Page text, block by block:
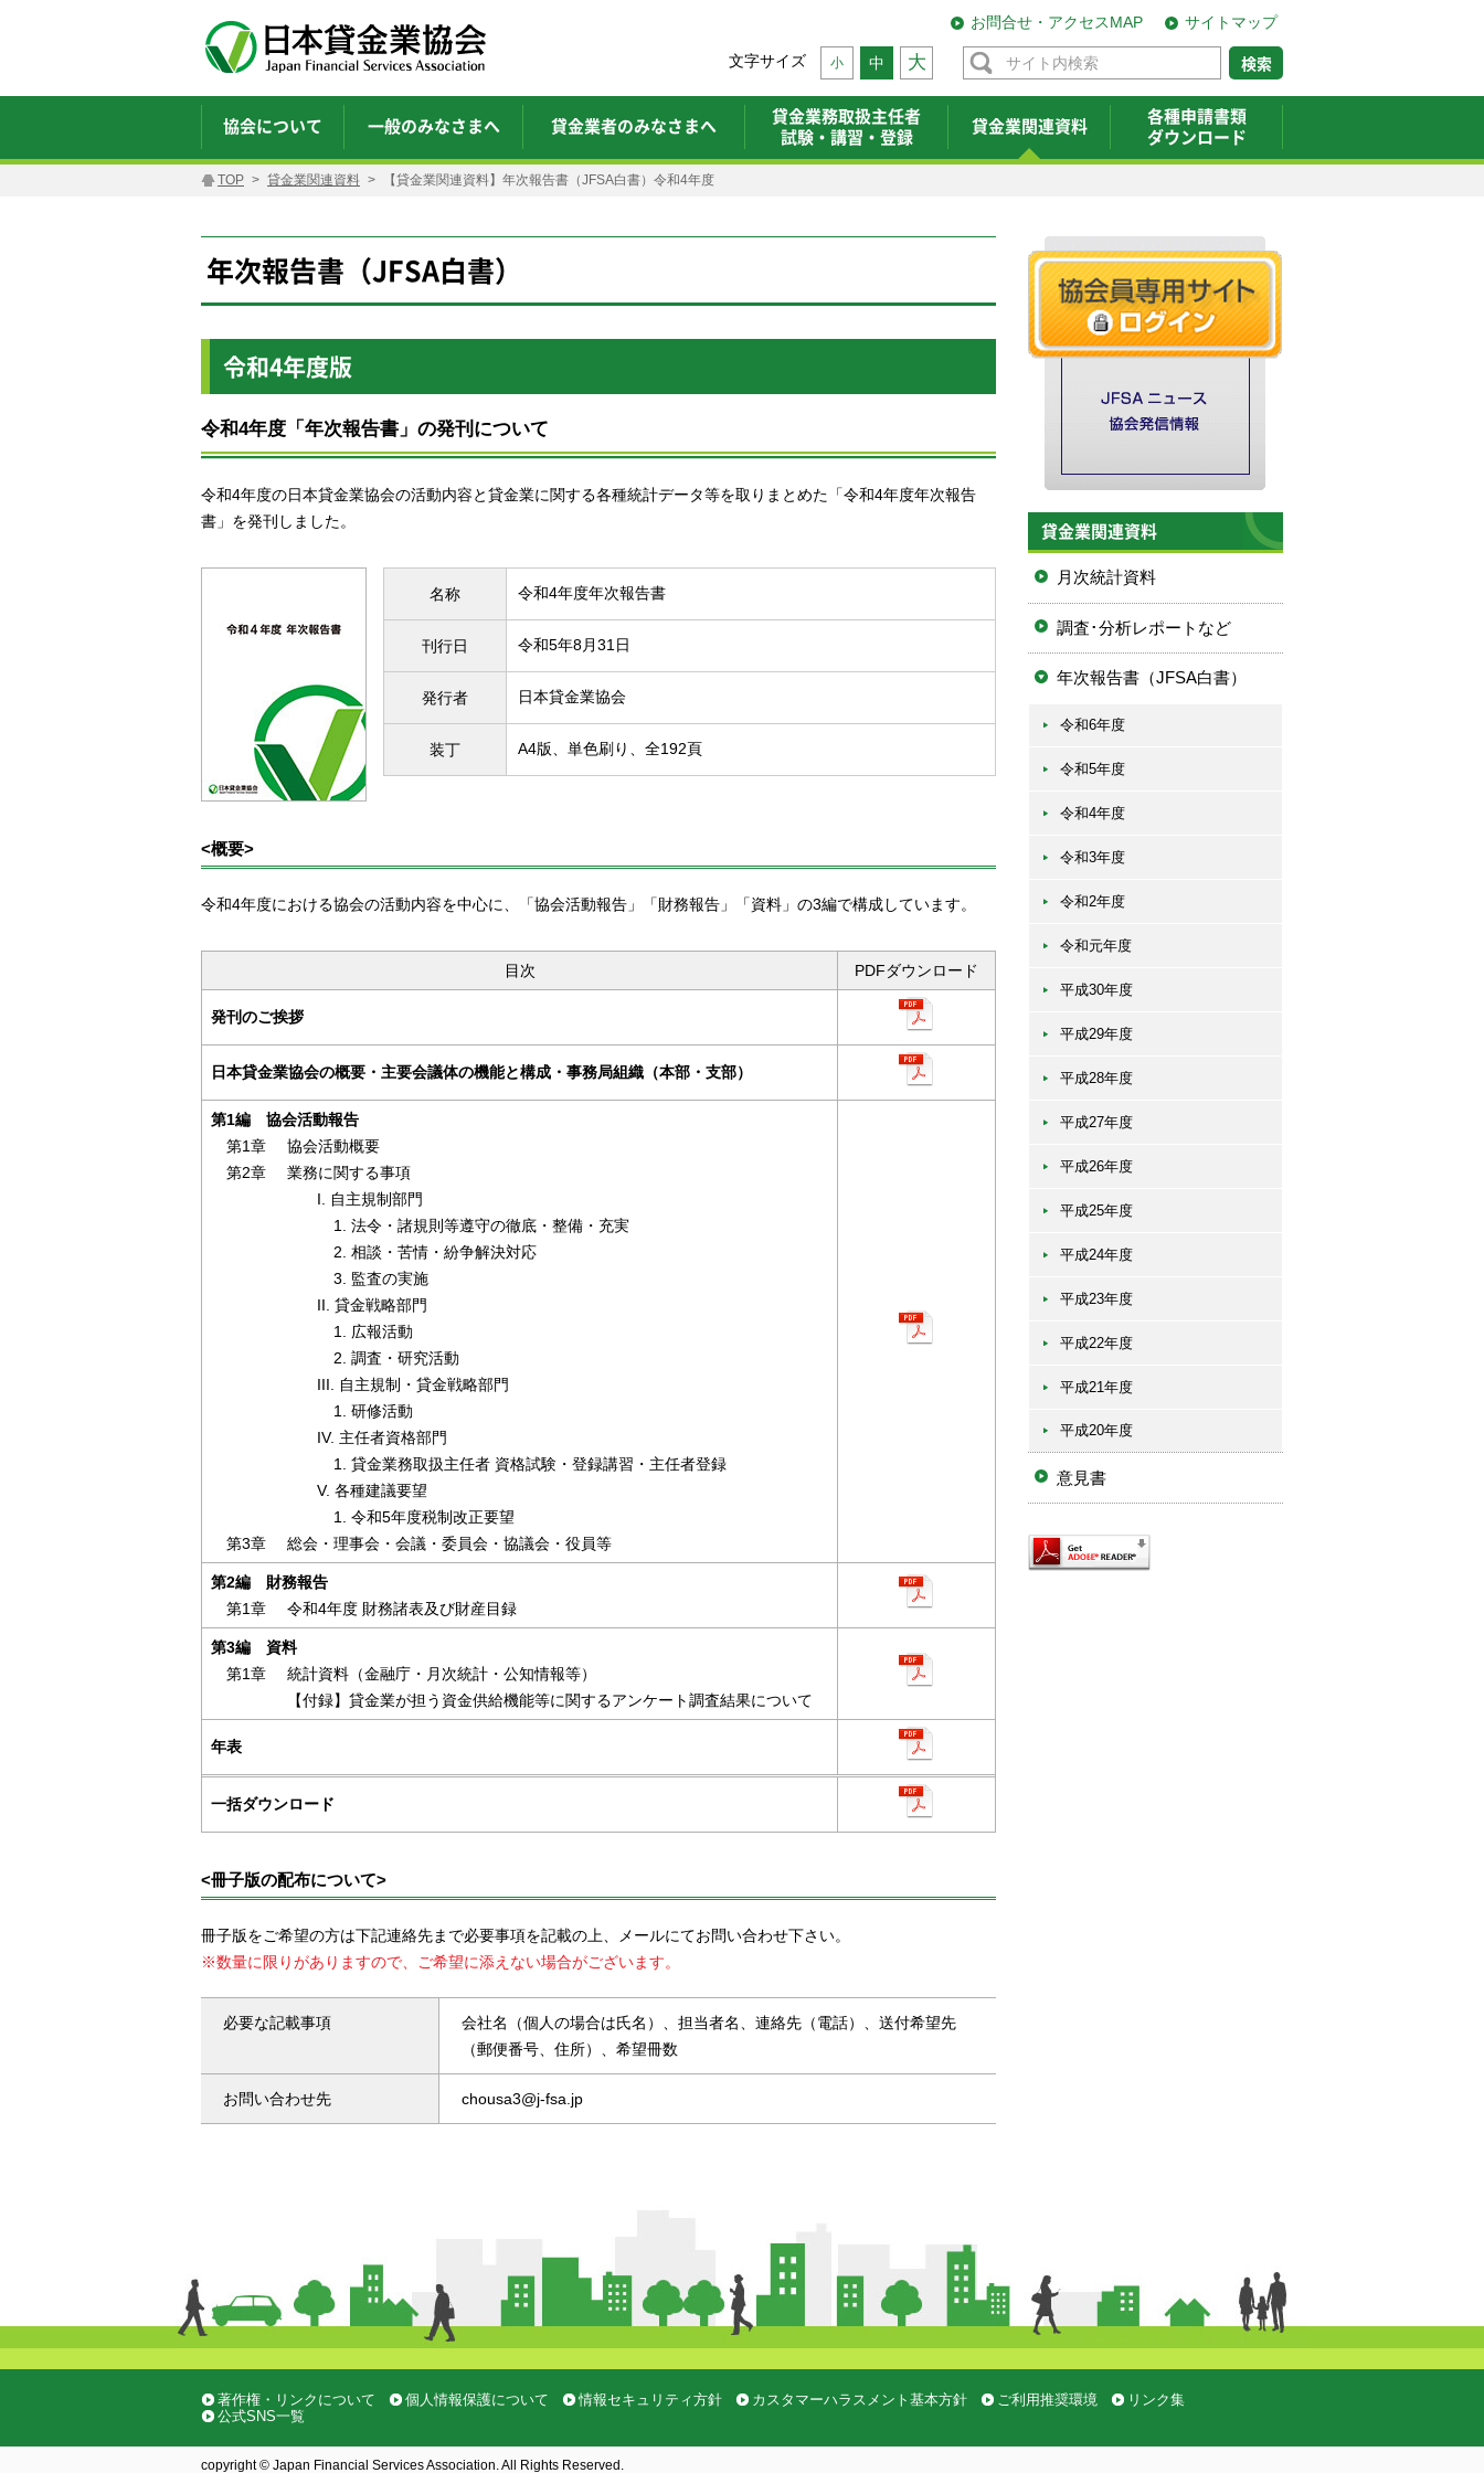
サイトマップ
お問合せ・アクセスMAP
文字サイズ 小 中 大
協会について 一般のみなさまへ 貸金業者のみなさまへ
貸金業務取扱主任者
試験・講習・登録
貸金業関連資料
各種申請書類
ダウンロード
TOP 貸金業関連資料 【貸金業関連資料】年次報告書（JFSA白書）令和4年度
年次報告書（JFSA白書）
令和4年度版
令和4年度「年次報告書」の発刊について
令和4年度の日本貸金業協会の活動内容と貸金業に関する各種統計データ等を取りまとめた「令和4年度年次報告
書」を発刊しました。
名称 令和4年度年次報告書
刊行日 令和5年8月31日
発行者 日本貸金業協会
装丁 A4版、単色刷り、全192頁
<概要>
令和4年度における協会の活動内容を中心に、「協会活動報告」「財務報告」「資料」の3編で構成しています。
目次 PDFダウンロード
発刊のご挨拶
日本貸金業協会の概要・主要会議体の機能と構成・事務局組織（本部・支部）
第1編 協会活動報告
第1章
協会活動概要
第2章
業務に関する事項
I. 自主規制部門
法令・諸規則等遵守の徹底・整備・充実
相談・苦情・紛争解決対応
監査の実施
II. 貸金戦略部門
広報活動
調査・研究活動
III. 自主規制・貸金戦略部門
研修活動
IV. 主任者資格部門
貸金業務取扱主任者 資格試験・登録講習・主任者登録
V. 各種建議要望
令和5年度税制改正要望
第3章
総会・理事会・会議・委員会・協議会・役員等
第2編 財務報告
第1章
令和4年度 財務諸表及び財産目録
第3編 資料
第1章
統計資料（金融庁・月次統計・公知情報等）
【付録】貸金業が担う資金供給機能等に関するアンケート調査結果について
年表
一括ダウンロード
<冊子版の配布について>
冊子版をご希望の方は下記連絡先まで必要事項を記載の上、メールにてお問い合わせ下さい。
数量に限りがありますので、ご希望に添えない場合がございます。
必要な記載事項
会社名（個人の場合は氏名）、担当者名、連絡先（電話）、送付希望先
（郵便番号、住所）、希望冊数
お問い合わせ先 chousa3@j-fsa.jp
貸金業関連資料
月次統計資料
調査･分析レポートなど
年次報告書（JFSA白書）
令和6年度
令和5年度
令和4年度
令和3年度
令和2年度
令和元年度
平成30年度
平成29年度
平成28年度
平成27年度
平成26年度
平成25年度
平成24年度
平成23年度
平成22年度
平成21年度
平成20年度
意見書
著作権・リンクについて 個人情報保護について 情報セキュリティ方針 カスタマーハラスメント基本方針 ご利用推奨環境
リンク集
公式SNS一覧
copyright © Japan Financial Services Association. All Rights Reserved.